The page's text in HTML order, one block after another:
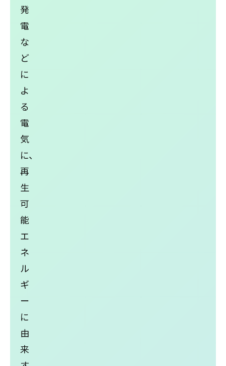
発
電
な
ど
に
よ
る
電
気
に、
再
⽣
可
能
エ
ネ
ル
ギ
ー
に
由
来